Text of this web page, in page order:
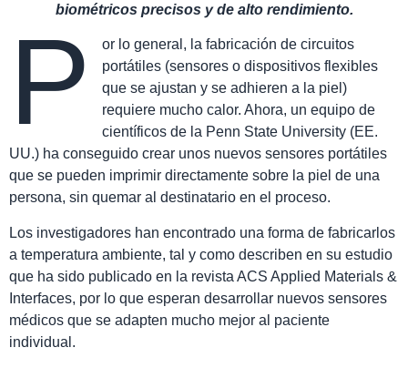
biométricos precisos y de alto rendimiento.
P
or lo general, la fabricación de circuitos
portátiles (sensores o dispositivos flexibles
que se ajustan y se adhieren a la piel)
requiere mucho calor. Ahora, un equipo de
científicos de la Penn State University (EE.
UU.) ha conseguido crear unos nuevos sensores portátiles
que se pueden imprimir directamente sobre la piel de una
persona, sin quemar al destinatario en el proceso.
Los investigadores han encontrado una forma de fabricarlos
a temperatura ambiente, tal y como describen en su estudio
que ha sido publicado en la revista ACS Applied Materials &
Interfaces, por lo que esperan desarrollar nuevos sensores
médicos que se adapten mucho mejor al paciente
individual.